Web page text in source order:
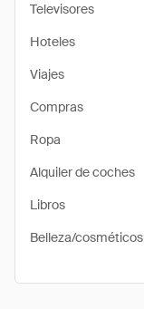
Televisores
Hoteles
Viajes
Compras
Ropa
Alquiler de coches
Libros
Belleza/cosméticos